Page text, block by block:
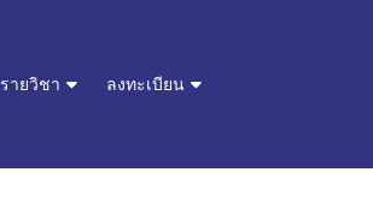
รายวิชา ลงทะเบียน